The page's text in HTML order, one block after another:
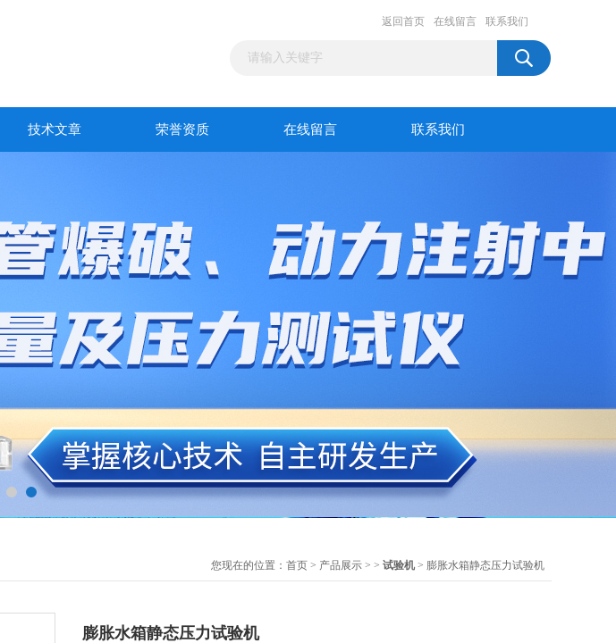
返回首页 在线留言 联系我们
技术文章 荣誉资质 在线留言 联系我们
您现在的位置： 首页 > 产品展示 > > 试验机 > 膨胀水箱静态压力试验机
膨胀水箱静态压力试验机